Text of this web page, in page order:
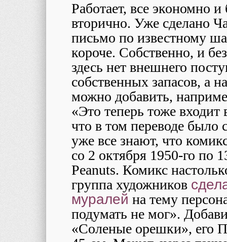
Работает, все экономно
вторично. Уже сделано
письмо по известному
короче. Собственно, и
здесь нет внешнего
собственных запасов, а
можно добавить,
«Это теперь тоже
что в том переводе
уже все знают, что
со 2 октября 1950-го по
Peanuts. Комикс
группа художников
муралей на тему
подумать не мог».
«Соленые орешки», его